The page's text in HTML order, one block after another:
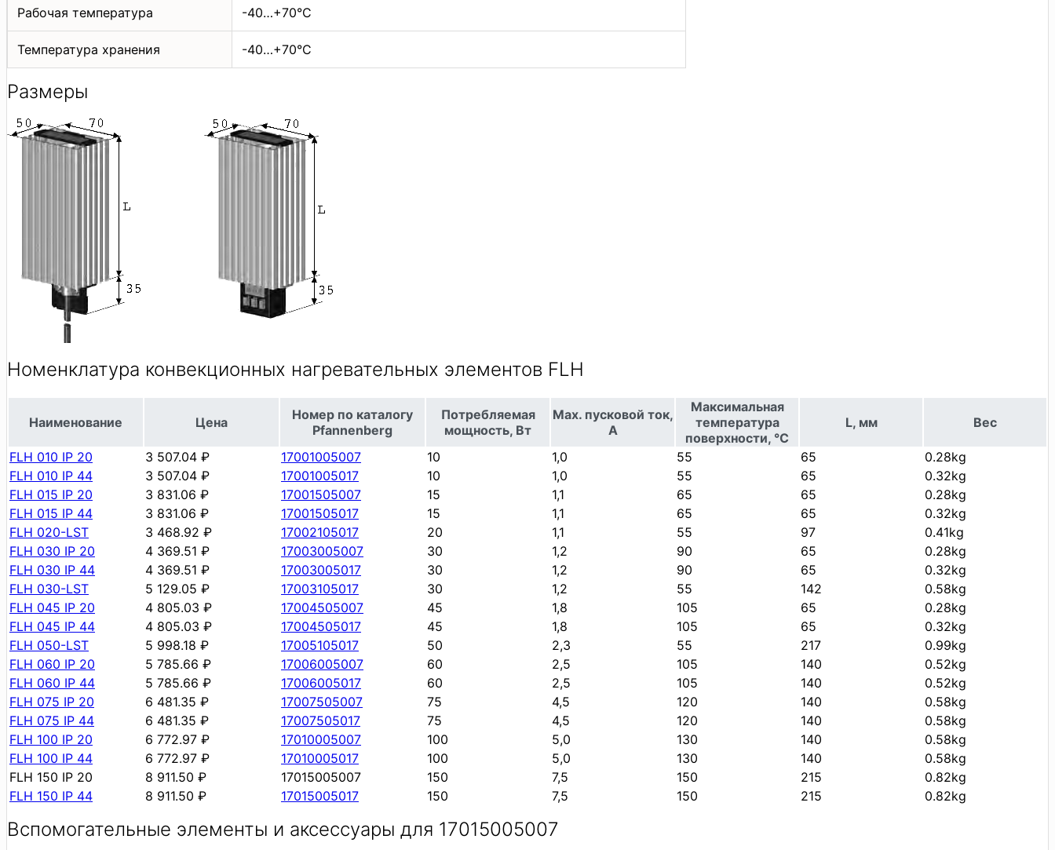
Рабочая температура -40…+70°C
Температура хранения -40…+70°C
Размеры
Номенклатура конвекционных нагревательных элементов FLH
Наименование Цена
Номер по каталогу
Pfannenberg
Потребляемая
мощность, Вт
Max. пусковой ток,
A
Максимальная
температура
поверхности, °С
L, мм Вес
FLH 010 IP 20 3 507.04 ₽ 17001005007 10 1,0 55 65
0.28kg
FLH 010 IP 44
3 507.04 ₽ 17001005017 10 1,0 55 65
0.32kg
FLH 015 IP 20
3 831.06 ₽ 17001505007 15 1,1 65 65
0.28kg
FLH 015 IP 44
3 831.06 ₽ 17001505017 15 1,1 65 65
0.32kg
FLH 020-LST
3 468.92 ₽ 17002105017 20 1,1 55 97
0.41kg
FLH 030 IP 20
4 369.51 ₽ 17003005007 30 1,2 90 65
0.28kg
FLH 030 IP 44
4 369.51 ₽ 17003005017 30 1,2 90 65
0.32kg
FLH 030-LST
5 129.05 ₽ 17003105017 30 1,2 55 142
0.58kg
FLH 045 IP 20
4 805.03 ₽ 17004505007 45 1,8 105 65
0.28kg
FLH 045 IP 44
4 805.03 ₽ 17004505017 45 1,8 105 65
0.32kg
FLH 050-LST
5 998.18 ₽ 17005105017 50 2,3 55 217
0.99kg
FLH 060 IP 20
5 785.66 ₽ 17006005007 60 2,5 105 140
0.52kg
FLH 060 IP 44
5 785.66 ₽ 17006005017 60 2,5 105 140
0.52kg
FLH 075 IP 20
6 481.35 ₽ 17007505007 75 4,5 120 140
0.58kg
FLH 075 IP 44
6 481.35 ₽ 17007505017 75 4,5 120 140
0.58kg
FLH 100 IP 20
6 772.97 ₽ 17010005007 100 5,0 130 140
0.58kg
FLH 100 IP 44
6 772.97 ₽ 17010005017 100 5,0 130 140
0.58kg
FLH 150 IP 20
8 911.50 ₽ 17015005007 150 7,5 150 215
0.82kg
FLH 150 IP 44
8 911.50 ₽ 17015005017 150 7,5 150 215 0.82kg
Вспомогательные элементы и аксессуары для 17015005007